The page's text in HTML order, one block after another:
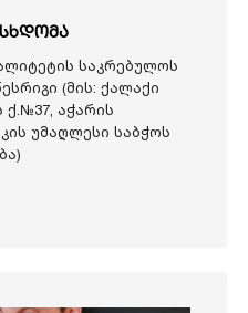
საკრებულოს
(მის: ქალაქი
ქ.№37, აჭარის
უმაღლესი საბჭოს